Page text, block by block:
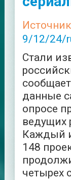
9/12/24/
Стали
данные
опросе
ведущих
Каждый
148
четырех